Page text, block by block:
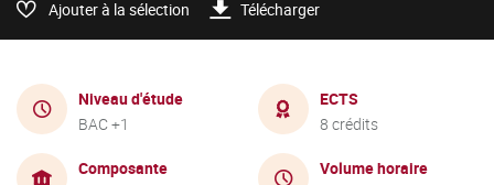
Ajouter à la sélection Télécharger
Niveau d'étude
BAC +1
ECTS
8 crédits
Composante
Volume horaire